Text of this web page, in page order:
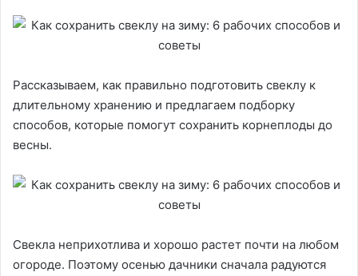
Рассказываем, как правильно подготовить свеклу к
длительному хранению и предлагаем подборку
способов, которые помогут сохранить корнеплоды до
весны.
Свекла неприхотлива и хорошо растет почти на любом
огороде. Поэтому осенью дачники сначала радуются